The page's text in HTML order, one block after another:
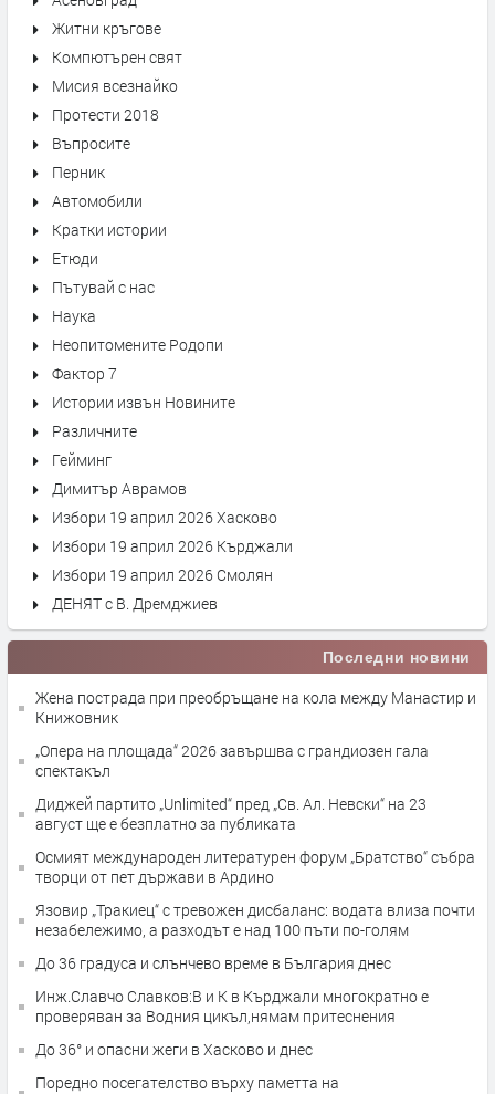
Житни кръгове
Компютърен свят
Мисия всезнайко
Протести 2018
Въпросите
Перник
Автомобили
Кратки истории
Етюди
Пътувай с нас
Наука
Неопитомените Родопи
Фактор 7
Истории извън Новините
Различните
Гейминг
Димитър Аврамов
Избори 19 април 2026 Хасково
Избори 19 април 2026 Кърджали
Избори 19 април 2026 Смолян
ДЕНЯТ с В. Дремджиев
Последни новини
Жена пострада при преобръщане на кола между Манастир и
Книжовник
„Опера на площада“ 2026 завършва с грандиозен гала
спектакъл
Диджей партито „Unlimited“ пред „Св. Ал. Невски“ на 23
август ще е безплатно за публиката
Осмият международен литературен форум „Братство“ събра
творци от пет държави в Ардино
Язовир „Тракиец“ с тревожен дисбаланс: водата влиза почти
незабележимо, а разходът е над 100 пъти по-голям
До 36 градуса и слънчево време в България днес
Инж.Славчо Славков:В и К в Кърджали многократно е
проверяван за Водния цикъл,нямам притеснения
До 36° и опасни жеги в Хасково и днес
Поредно посегателство върху паметта на